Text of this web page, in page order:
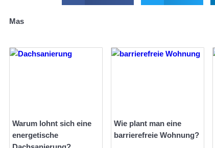
Mas
Warum lohnt sich eine
energetische
Wie plant man eine
barrierefreie Wohnung?